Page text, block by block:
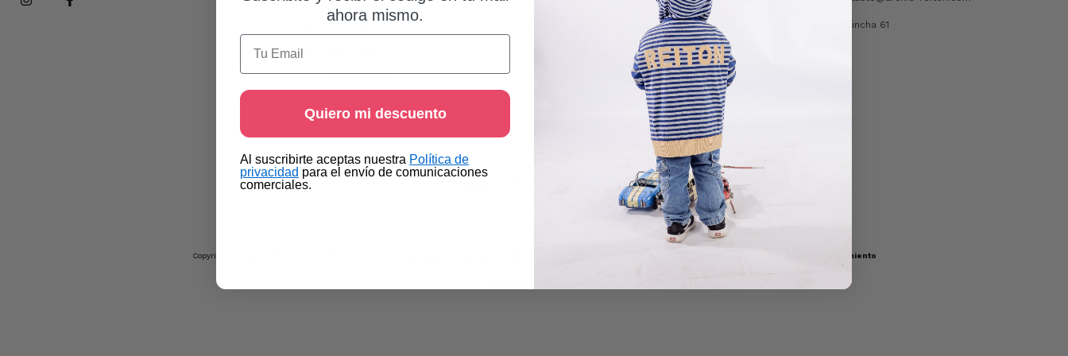
Catálogo Mayorista
Preguntas Frecuentes
Quiénes Somos
Cambios y devoluciones
Pichincha 61
Copyright Archie Reiton - 30715339028 - 2026. Todos los derechos reservados. Botón de arrepentimiento
ahora mismo.
Email
Quiero mi descuento
​Al suscribirte aceptas nuestra Política de
privacidad​ para el envío de comunicaciones
comerciales.